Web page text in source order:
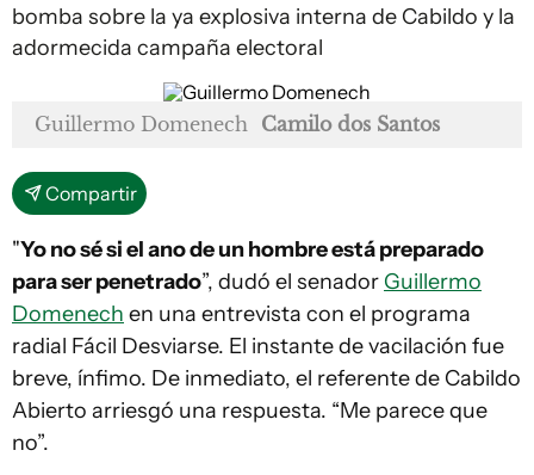
bomba sobre la ya explosiva interna de Cabildo y la
adormecida campaña electoral
Guillermo Domenech Camilo dos Santos
Compartir
"Yo no sé si el ano de un hombre está preparado
para ser penetrado”, dudó el senador Guillermo
Domenech en una entrevista con el programa
radial Fácil Desviarse. El instante de vacilación fue
breve, ínfimo. De inmediato, el referente de Cabildo
Abierto arriesgó una respuesta. “Me parece que
no”.